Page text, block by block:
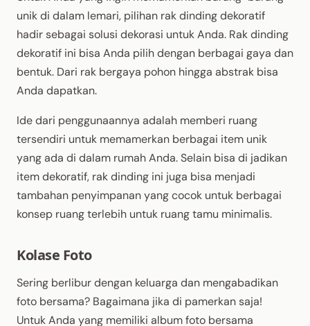
unik di dalam lemari, pilihan rak dinding dekoratif
hadir sebagai solusi dekorasi untuk Anda. Rak dinding
dekoratif ini bisa Anda pilih dengan berbagai gaya dan
bentuk. Dari rak bergaya pohon hingga abstrak bisa
Anda dapatkan.
Ide dari penggunaannya adalah memberi ruang
tersendiri untuk memamerkan berbagai item unik
yang ada di dalam rumah Anda. Selain bisa di jadikan
item dekoratif, rak dinding ini juga bisa menjadi
tambahan penyimpanan yang cocok untuk berbagai
konsep ruang terlebih untuk ruang tamu minimalis.
Kolase Foto
Sering berlibur dengan keluarga dan mengabadikan
foto bersama? Bagaimana jika di pamerkan saja!
Untuk Anda yang memiliki album foto bersama